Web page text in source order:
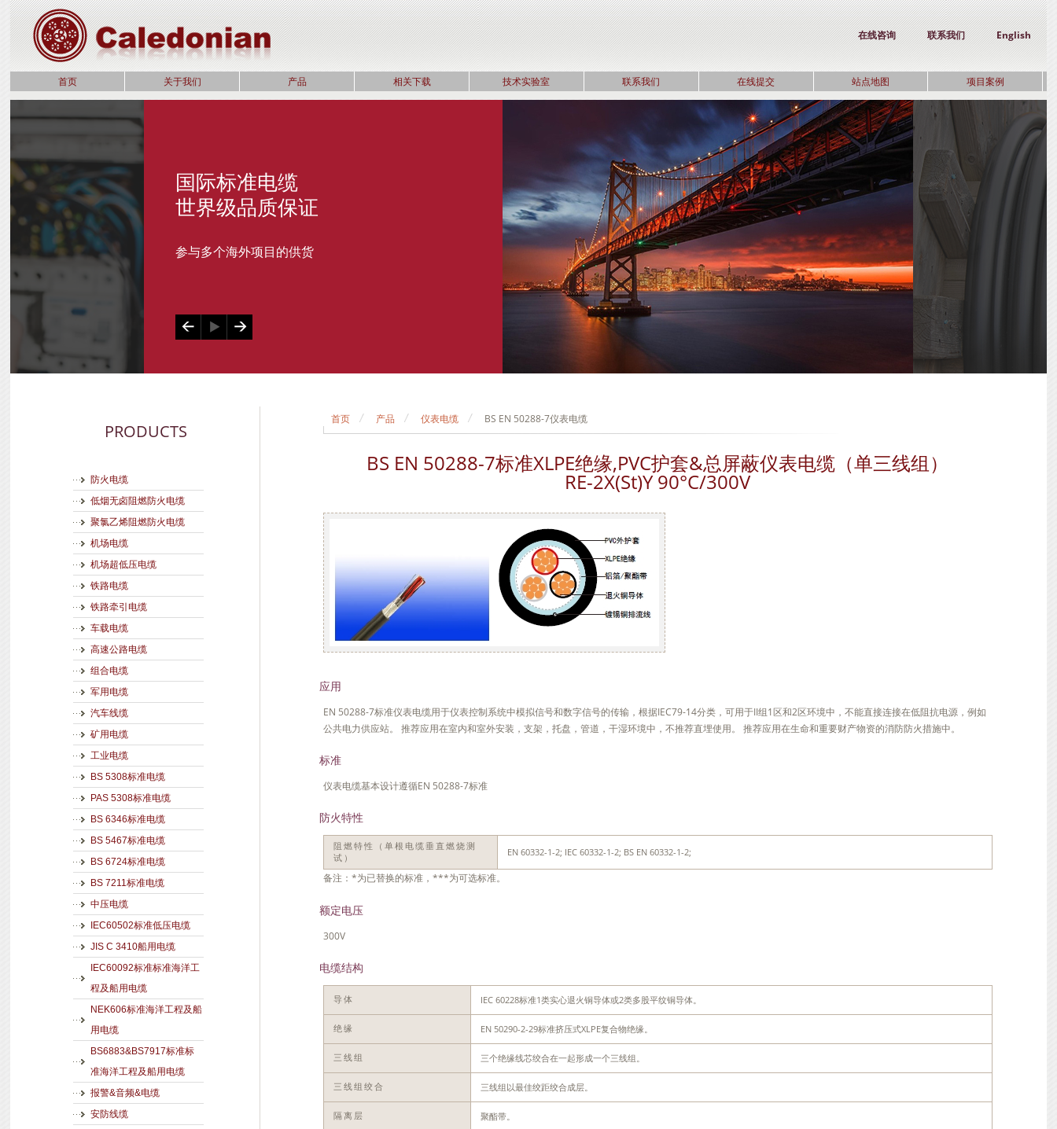
English
联系我们
在线咨询
首页 关于我们 产品 相关下载 技术实验室 联系我们 在线提交 站点地图 项目案例
国际标准电缆
世界级品质保证
参与多个海外项目的供货
PRODUCTS
防火电缆
低烟无卤阻燃防火电缆
聚氯乙烯阻燃防火电缆
机场电缆
机场超低压电缆
铁路电缆
铁路牵引电缆
车载电缆
高速公路电缆
组合电缆
军用电缆
汽车线缆
矿用电缆
工业电缆
BS 5308标准电缆
PAS 5308标准电缆
BS 6346标准电缆
BS 5467标准电缆
BS 6724标准电缆
BS 7211标准电缆
中压电缆
IEC60502标准低压电缆
JIS C 3410船用电缆
IEC60092标准标准海洋工
程及船用电缆
NEK606标准海洋工程及船
用电缆
BS6883&BS7917标准标
准海洋工程及船用电缆
报警&音频&电缆
安防线缆
首页 产品 仪表电缆 BS EN 50288-7仪表电缆
BS EN 50288-7标准XLPE绝缘,PVC护套&总屏蔽仪表电缆（单三线组）
RE-2X(St)Y 90°C/300V
应用
EN 50288-7标准仪表电缆用于仪表控制系统中模拟信号和数字信号的传输，根据IEC79-14分类，可用于II组1区和2区环境中，不能直接连接在低阻抗电源，例如
公共电力供应站。 推荐应用在室内和室外安装，支架，托盘，管道，干湿环境中，不推荐直埋使用。 推荐应用在生命和重要财产物资的消防防火措施中。
标准
仪表电缆基本设计遵循EN 50288-7标准
防火特性
阻燃特性（单根电缆垂直燃烧测
试）
EN 60332-1-2; IEC 60332-1-2; BS EN 60332-1-2;
备注：*为已替换的标准，***为可选标准。
额定电压
300V
电缆结构
导体 IEC 60228标准1类实心退火铜导体或2类多股平纹铜导体。
绝缘 EN 50290-2-29标准挤压式XLPE复合物绝缘。
三线组 三个绝缘线芯绞合在一起形成一个三线组。
三线组绞合 三线组以最佳绞距绞合成层。
隔离层 聚酯带。